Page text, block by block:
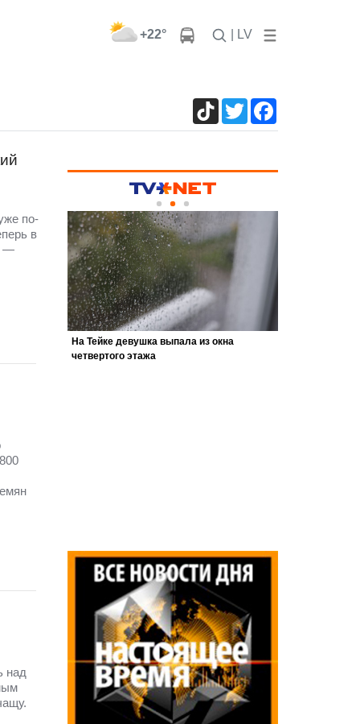
+22° | LV
TikTokTwitter
по-
в
—
над